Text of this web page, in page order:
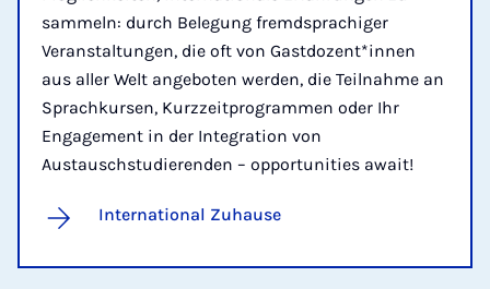
sammeln: durch Belegung fremdsprachiger
Veranstaltungen, die oft von Gastdozent*innen
aus aller Welt angeboten werden, die Teilnahme an
Sprachkursen, Kurzzeitprogrammen oder Ihr
Engagement in der Integration von
Austauschstudierenden – opportunities await!
International Zuhause